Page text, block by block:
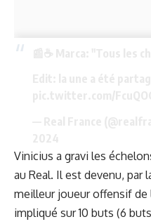
Vinicius a gravi les
au Real. Il est devenu, par
meilleur joueur offensif
impliqué sur 10 buts (6